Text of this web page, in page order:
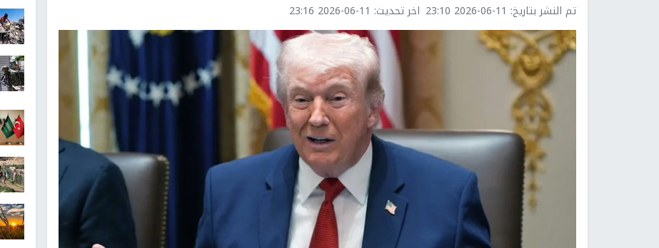
تم النشر بتاريخ: 2026-06-11 23:10 اخر تحديث: 2026-06-11 23:16